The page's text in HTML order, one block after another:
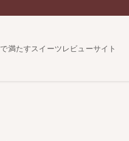
満たすスイーツレビューサイト